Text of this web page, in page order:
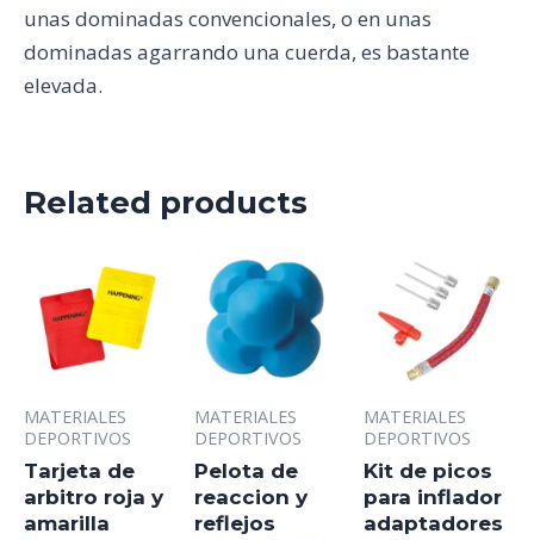
unas dominadas convencionales, o en unas
dominadas agarrando una cuerda, es bastante
elevada.
Related products
MATERIALES
DEPORTIVOS
Tarjeta de
arbitro roja y
amarilla
MATERIALES
DEPORTIVOS
Pelota de
reaccion y
reflejos
MATERIALES
DEPORTIVOS
Kit de picos
para inflador
adaptadores